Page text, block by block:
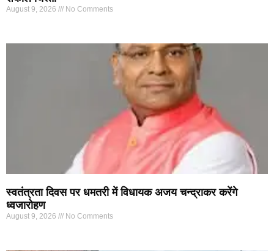
August 9, 2026 No Comments
स्वतंत्रता दिवस पर धमतरी में विधायक अजय चन्द्राकर करेंगे
ध्वजारोहण
August 9, 2026 No Comments